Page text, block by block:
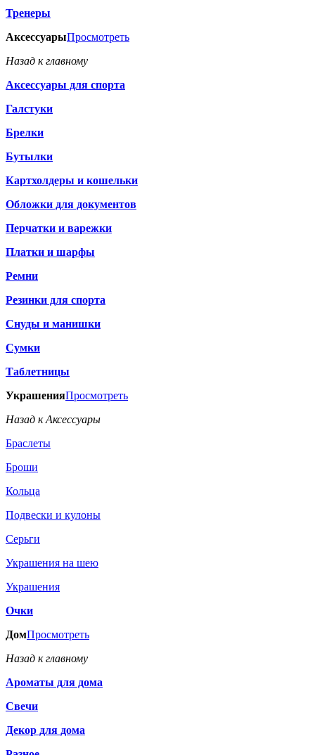
Тренеры
АксессуарыПросмотреть
Назад к главному
Аксессуары для спорта
Галстуки
Брелки
Бутылки
Картхолдеры и кошельки
Обложки для документов
Перчатки и варежки
Платки и шарфы
Ремни
Резинки для спорта
Снуды и манишки
Сумки
Таблетницы
УкрашенияПросмотреть
Назад к Аксессуары
Браслеты
Броши
Кольца
Подвески и кулоны
Серьги
Украшения на шею
Украшения
Очки
ДомПросмотреть
Назад к главному
Ароматы для дома
Свечи
Декор для дома